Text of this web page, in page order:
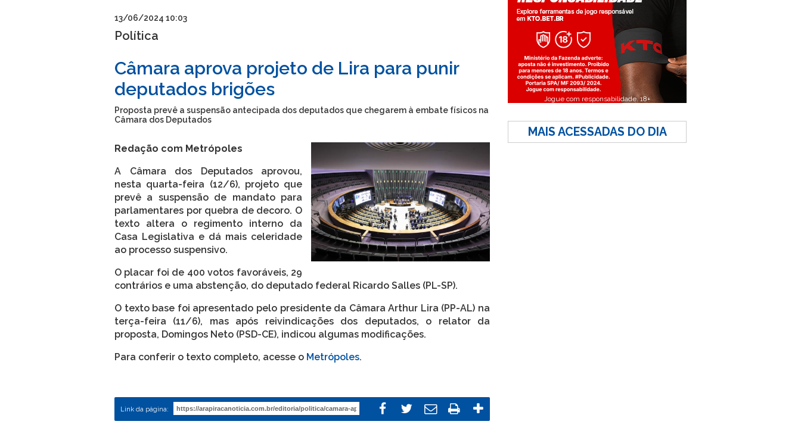
13/06/2024 10:03
Política
Câmara aprova projeto de Lira para punir
deputados brigões
Proposta prevê a suspensão antecipada dos deputados que chegarem à embate físicos na
Câmara dos Deputados
Redação com Metrópoles
A Câmara dos Deputados aprovou,
nesta quarta-feira (12/6), projeto que
prevê a suspensão de mandato para
parlamentares por quebra de decoro. O
texto altera o regimento interno da
Casa Legislativa e dá mais celeridade
ao processo suspensivo.
O placar foi de 400 votos favoráveis, 29
contrários e uma abstenção, do deputado federal Ricardo Salles (PL-SP).
O texto base foi apresentado pelo presidente da Câmara Arthur Lira (PP-AL) na
terça-feira (11/6), mas após reivindicações dos deputados, o relator da
proposta, Domingos Neto (PSD-CE), indicou algumas modificações.
Para conferir o texto completo, acesse o Metrópoles.
Link da página:
Jogue com responsabilidade. 18+
MAIS ACESSADAS DO DIA